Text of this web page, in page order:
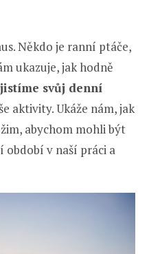
Někdo je ranní ptáče,
ukazuje, jak hodně
svůj denní
aktivity. Ukáže nám, jak
abychom mohli být
v naší práci a